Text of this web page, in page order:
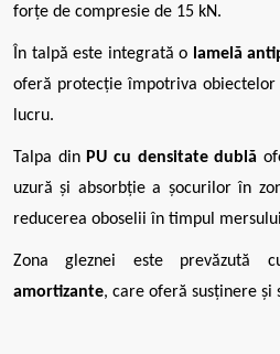
forțe de compresie de 15 kN.
În talpă este integrată o lamelă
oferă protecție împotriva obiectelor
lucru.
Talpa din PU cu densitate dublă
uzură și absorbție a șocurilor în
reducerea oboselii în timpul
Zona gleznei este prevăzută
amortizante, care oferă susținere